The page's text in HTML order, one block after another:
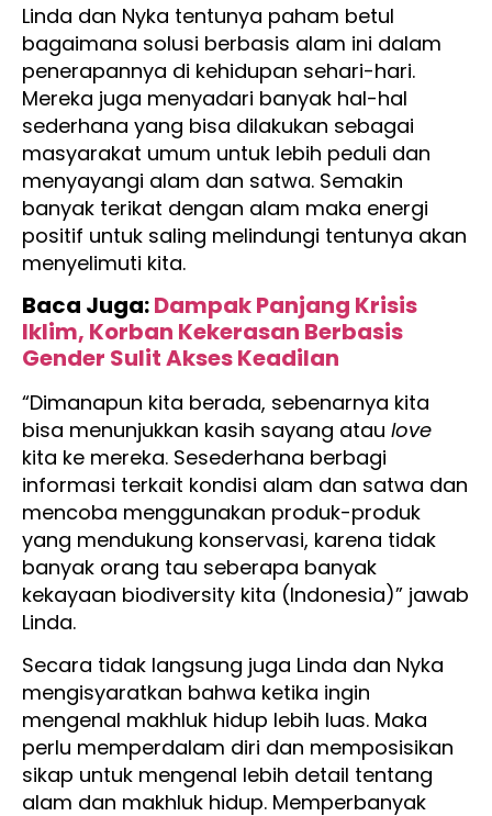
Linda dan Nyka tentunya paham betul
bagaimana solusi berbasis alam ini dalam
penerapannya di kehidupan sehari-hari.
Mereka juga menyadari banyak hal-hal
sederhana yang bisa dilakukan sebagai
masyarakat umum untuk lebih peduli dan
menyayangi alam dan satwa. Semakin
banyak terikat dengan alam maka energi
positif untuk saling melindungi tentunya akan
menyelimuti kita.
Baca Juga:Dampak Panjang Krisis
Iklim, Korban Kekerasan Berbasis
Gender Sulit Akses Keadilan
“Dimanapun kita berada, sebenarnya kita
bisa menunjukkan kasih sayang atau love
kita ke mereka. Sesederhana berbagi
informasi terkait kondisi alam dan satwa dan
mencoba menggunakan produk-produk
yang mendukung konservasi, karena tidak
banyak orang tau seberapa banyak
kekayaan biodiversity kita (Indonesia)” jawab
Linda.
Secara tidak langsung juga Linda dan Nyka
mengisyaratkan bahwa ketika ingin
mengenal makhluk hidup lebih luas. Maka
perlu memperdalam diri dan memposisikan
sikap untuk mengenal lebih detail tentang
alam dan makhluk hidup. Memperbanyak